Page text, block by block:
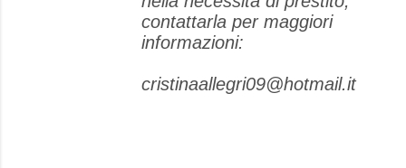
contattarla per maggiori
informazioni:
cristinaallegri09@hotmail.it